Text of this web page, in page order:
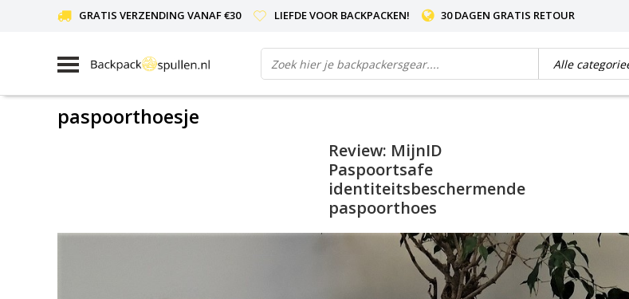
GRATIS VERZENDING VANAF €30 LIEFDE VOOR BACKPACKEN! 30 DAGEN GRATIS RETOUR
paspoorthoesje
Review: MijnID
Paspoortsafe
identiteitsbeschermende
paspoorthoes